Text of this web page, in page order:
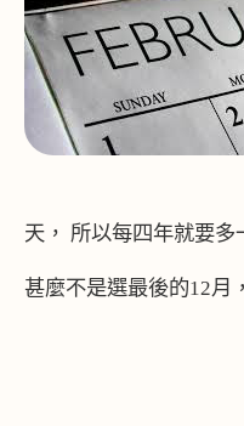
天， 所以每四年就要
甚麼不是選最後的12月